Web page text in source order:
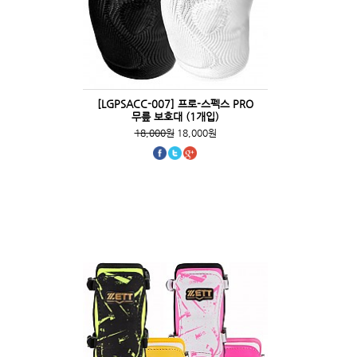
[LGPSACC-007] 프로-스펙스 PRO
무릎 보호대 (1개입)
18,000원18,000원